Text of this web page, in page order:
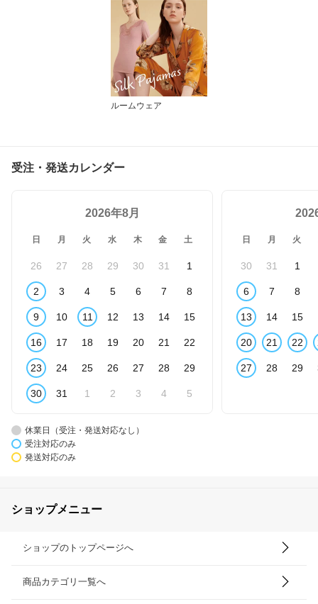
ルームウェア
受注・発送カレンダー
2026年8月
日 月 火 水 木 金 土
26 27 28 29 30 31 1
2 3 4 5 6 7 8
9 10 11 12 13 14 15
16 17 18 19 20 21 22
23 24 25 26 27 28 29
30 31 1 2 3 4 5
日 月 火
30 31 1
6 7 8
13 14 15
20 21 22
27 28 29
休業日（受注・発送対応なし）
受注対応のみ
発送対応のみ
ショップメニュー
ショップのトップページへ
商品カテゴリ一覧へ